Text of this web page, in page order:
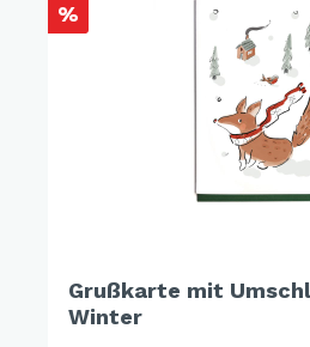
%
Grußkarte mit
Winter